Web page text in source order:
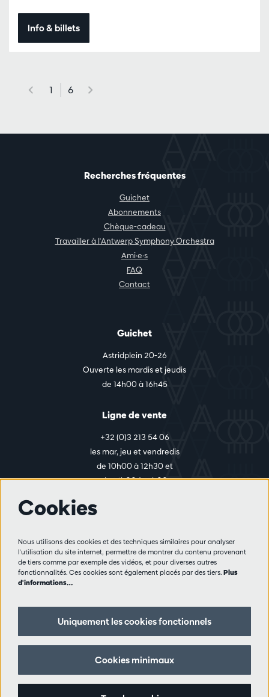
Info & billets
1 6
Recherches fréquentes
Guichet
Abonnements
Chèque-cadeau
Travailler à l'Antwerp Symphony Orchestra
Ami·e·s
FAQ
Contact
Guichet
Astridplein 20-26
Ouverte les mardis et jeudis
de 14h00 à 16h45
Ligne de vente
+32 (0)3 213 54 06
les mar, jeu et vendredis
de 10h00 à 12h30 et
de 14h00 à 17h00
Règlement des visiteurs
Vie privée
Partenaires
Suivez nous
Cookies
Nous utilisons des cookies et des techniques similaires pour analyser
l'utilisation du site internet, permettre de montrer du contenu provenant
de tiers comme par exemple des vidéos, et pour diverses autres
fonctionnalités. Ces cookies sont également placés par des tiers. Plus
d'informations…
Uniquement les cookies fonctionnels
Cookies minimaux